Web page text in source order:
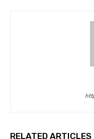
RELATED ARTICLES